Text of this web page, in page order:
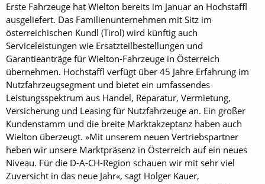
Erste Fahrzeuge hat Wielton bereits im Januar an Hochstaffl
ausgeliefert. Das Familienunternehmen mit Sitz im
österreichischen Kundl (Tirol) wird künftig auch
Serviceleistungen wie Ersatzteilbestellungen und
Garantieanträge für Wielton-Fahrzeuge in Österreich
übernehmen. Hochstaffl verfügt über 45 Jahre Erfahrung im
Nutzfahrzeugsegment und bietet ein umfassendes
Leistungsspektrum aus Handel, Reparatur, Vermietung,
Versicherung und Leasing für Nutzfahrzeuge an. Ein großer
Kundenstamm und die breite Marktakzeptanz haben auch
Wielton überzeugt. »Mit unserem neuen Vertriebspartner
heben wir unsere Marktpräsenz in Österreich auf ein neues
Niveau. Für die D-A-CH-Region schauen wir mit sehr viel
Zuversicht in das neue Jahr«, sagt Holger Kauer,